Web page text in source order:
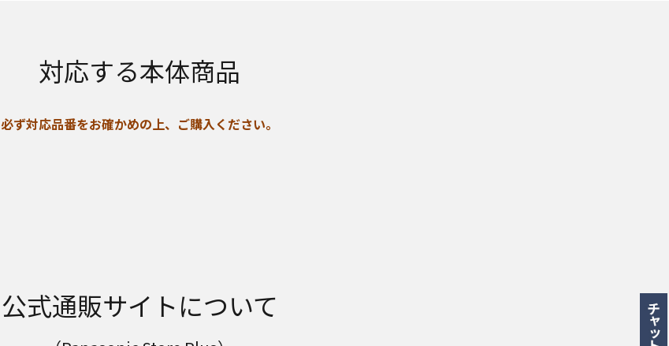
対応する本体商品
必ず対応品番をお確かめの上、ご購入ください。
公式通販サイトについて